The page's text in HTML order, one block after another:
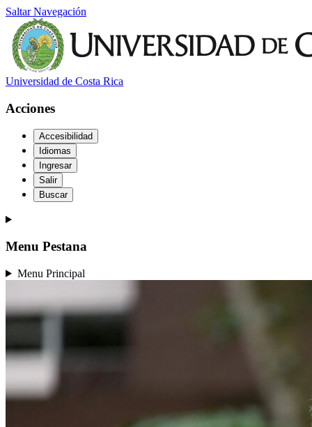
Saltar Navegación
Universidad de Costa Rica
Acciones
Accesibilidad
Idiomas
Ingresar
Salir
Buscar
Menu Pestana
Menu Principal